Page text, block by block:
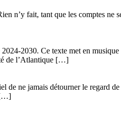
n’y fait, tant que les comptes ne
2030. Ce texte met en
de l’Atlantique […]
de ne jamais détourner le regard
[…]